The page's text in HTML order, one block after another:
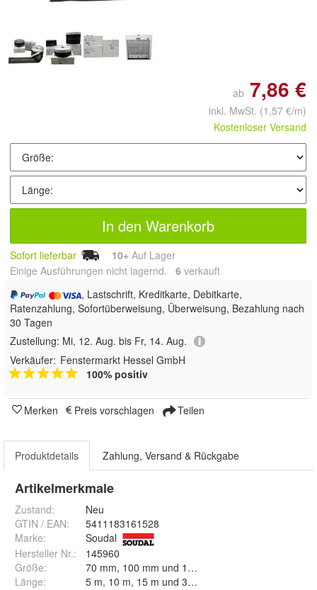
ab 7,86 €
inkl. MwSt. (1,57 €/m)
Kostenloser Versand
In den Warenkorb
Sofort lieferbar 10+ Auf Lager
Einige Ausführungen nicht lagernd. 6 verkauft
, Lastschrift, Kreditkarte, Debitkarte,
Ratenzahlung, Sofortüberweisung, Überweisung, Bezahlung nach
30 Tagen
Zustellung: Mi, 12. Aug. bis Fr, 14. Aug.
Verkäufer: Fenstermarkt Hessel GmbH
100% positiv
Merken Preis vorschlagen Teilen
Produktdetails Zahlung, Versand & Rückgabe
Artikelmerkmale
Zustand:
Neu
GTIN / EAN:
5411183161528
Marke:
Soudal
Hersteller Nr.:
145960
Größe:
70 mm, 100 mm und 150 mm
Länge: 5 m, 10 m, 15 m und 30 m